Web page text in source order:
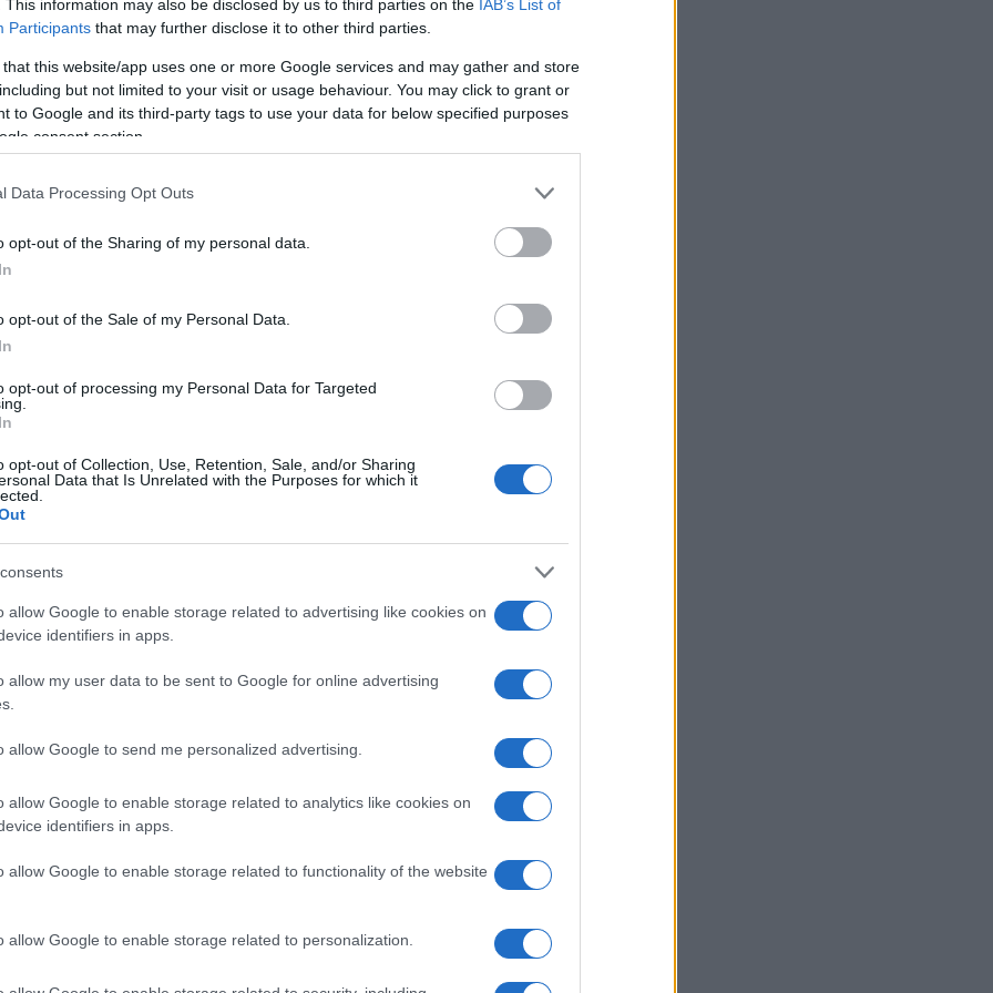
This information may also be disclosed by us to third parties on the IAB’s List of
Participants that may further disclose it to other third parties.
that this website/app uses one or more Google services and may gather and store
but not limited to your visit or usage behaviour. You may click to grant or
to Google and its third-party tags to use your data for below specified purposes
consent section.
Data Processing Opt Outs
opt-out of the Sharing of my personal data.
opt-out of the Sale of my Personal Data.
opt-out of processing my Personal Data for Targeted
opt-out of Collection, Use, Retention, Sale, and/or Sharing
Data that Is Unrelated with the Purposes for which it
allow Google to enable storage related to advertising like cookies on
identifiers in apps.
allow my user data to be sent to Google for online advertising
allow Google to send me personalized advertising.
allow Google to enable storage related to analytics like cookies on
identifiers in apps.
allow Google to enable storage related to functionality of the website
allow Google to enable storage related to personalization.
spodem". TutajVolkswagensporo
zastosowano tutaj znacznie
2.0 TSI z rodziny EA888 wykręca
Nm momentu obrotowego.
i Focusa ST. Przyznam szczerze, że
koni ze strony
niespodzianka.
(2021) ma też lepiej
on sposób swojej pracy do stylu
jego działanie niweluje
auta w zakrętach. W
aktywne zawieszenie oraz 7-
jest jedynym możliwym wyborem
więc pukać do drzwi Hyundaia i